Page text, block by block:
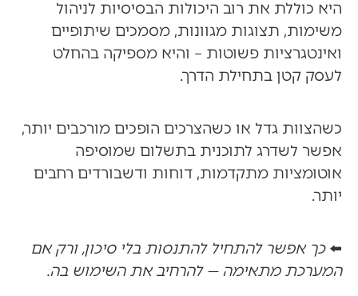
היא כוללת את רוב היכולות הבסיסיות לניהול
משימות, תצוגות מגוונות, מסמכים שיתופיים
ואינטגרציות פשוטות – והיא מספיקה בהחלט
לעסק קטן בתחילת הדרך.
כשהצוות גדל או כשהצרכים הופכים מורכבים יותר,
אפשר לשדרג לתוכנית בתשלום שמוסיפה
אוטומציות מתקדמות, דוחות ודשבורדים רחבים
יותר.
⬅️כך אפשר להתחיל להתנסות בלי סיכון, ורק אם
המערכת מתאימה — להרחיב את השימוש בה.